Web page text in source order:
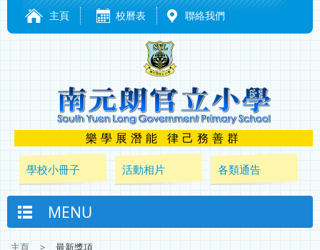
主頁 校曆表 聯絡我們
樂學展潛能 律己務善群
學校小冊子 活動相片 各類通告
MENU
主頁 > 最新獎項